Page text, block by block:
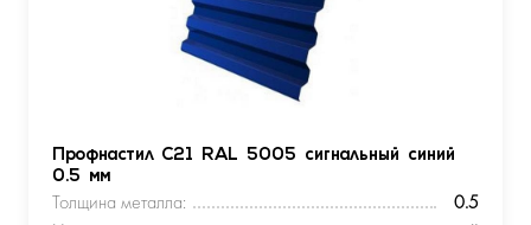
Профнастил С21 RAL 5005 сигнальный синий
0.5 мм
Толщина металла:
0.5